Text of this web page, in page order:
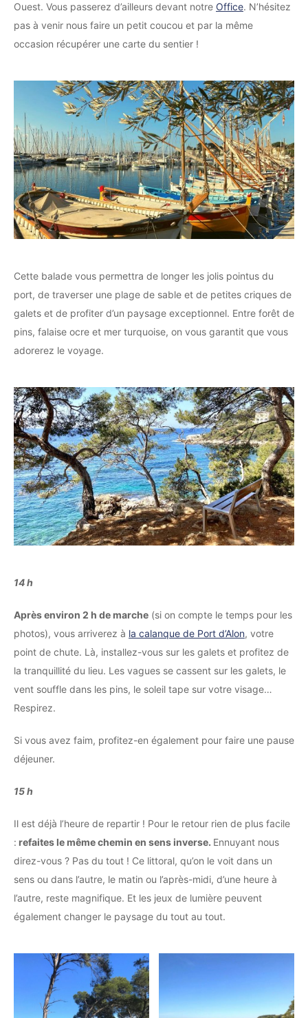
Ouest. Vous passerez d’ailleurs devant notre Office. N’hésitez
pas à venir nous faire un petit coucou et par la même
occasion récupérer une carte du sentier !
Cette balade vous permettra de longer les jolis pointus du
port, de traverser une plage de sable et de petites criques de
galets et de profiter d’un paysage exceptionnel. Entre forêt de
pins, falaise ocre et mer turquoise, on vous garantit que vous
adorerez le voyage.
14 h
Après environ 2 h de marche (si on compte le temps pour les
photos), vous arriverez à la calanque de Port d’Alon, votre
point de chute. Là, installez-vous sur les galets et profitez de
la tranquillité du lieu. Les vagues se cassent sur les galets, le
vent souffle dans les pins, le soleil tape sur votre visage…
Respirez.
Si vous avez faim, profitez-en également pour faire une pause
déjeuner.
15 h
Il est déjà l’heure de repartir ! Pour le retour rien de plus facile
: refaites le même chemin en sens inverse. Ennuyant nous
direz-vous ? Pas du tout ! Ce littoral, qu’on le voit dans un
sens ou dans l’autre, le matin ou l’après-midi, d’une heure à
l’autre, reste magnifique. Et les jeux de lumière peuvent
également changer le paysage du tout au tout.